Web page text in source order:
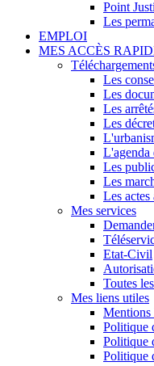
Point
Les
EMPLOI
MES ACCÈS
Les
Les
Les
Les
L'agenda
Les
Les
Les
Mes services
Etat-Civil
Toutes
Mes liens utiles
Mentions
Politique
Politique
Politique